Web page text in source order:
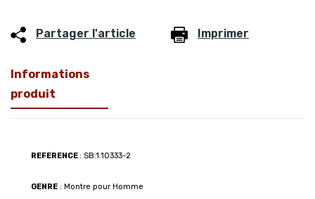
Partager l'article Imprimer
Informations
produit
REFERENCE : SB.1.10333-2
GENRE : Montre pour Homme